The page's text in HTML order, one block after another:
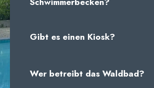
Gibt es einen Kiosk?
Wer betreibt das Waldbad?